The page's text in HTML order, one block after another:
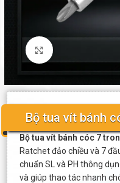
Click to enlarge
Bộ tua vít bánh
Bộ tua vít bánh cóc 7
Ratchet đảo chiều và 7
chuẩn SL và PH thông
và giúp thao tác nhanh